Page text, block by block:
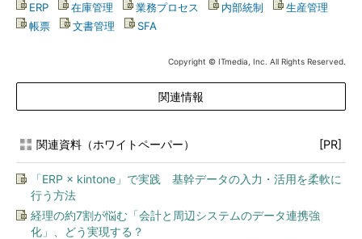
ERP 在庫管理 業務プロセス 内部統制 生産管理
帳票
文書管理 SFA
Copyright © ITmedia, Inc. All Rights Reserved.
関連情報
関連資料（ホワイトペーパー） [PR]
「ERP × kintone」で実践 基幹データの入力・活用を柔軟に
行う方法
経理の約7割が悩む「会計と周辺システムのデータ連携強
化」、どう実現する？